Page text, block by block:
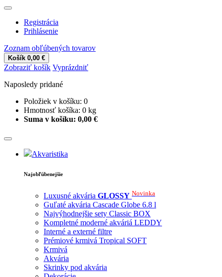
Registrácia
Prihlásenie
Zoznam obľúbených tovarov
Košík 0,00 €
Zobraziť košík Vyprázdniť
Naposledy pridané
Položiek v košíku: 0
Hmotnosť košíka: 0 kg
Suma v košíku: 0,00 €
Akvaristika
Najobľúbenejšie
Luxusné akvária GLOSSY Novinka
Guľaté akvária Cascade Globe 6.8 l
Najvýhodnejšie sety Classic BOX
Kompletné moderné akváriá LEDDY
Interné a externé filtre
Prémiové krmivá Tropical SOFT
Krmivá
Akvária
Skrinky pod akvária